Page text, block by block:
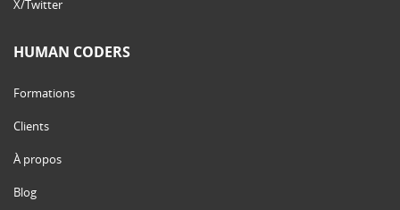
X/Twitter
HUMAN CODERS
Formations
Clients
À propos
Blog